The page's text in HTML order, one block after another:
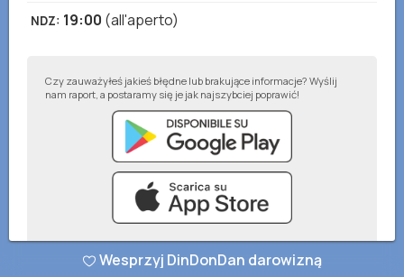
NDZ: 19:00 (all'aperto)
Czy zauważyłeś jakieś błędne lub brakujące informacje? Wyślij
nam raport, a postaramy się je jak najszybciej poprawić!
Wesprzyj DinDonDan darowizną